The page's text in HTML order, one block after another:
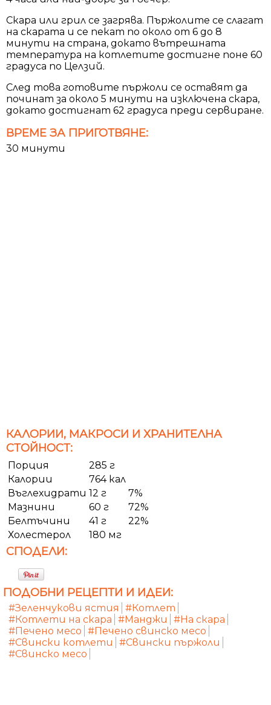
Скара или грил се загрява. Пържолите се слагат
на скарата и се пекат по около от 6 до 8
минути на страна, докато вътрешната
температура на котлетите достигне поне 60
градуса по Целзий.
След това готовите пържоли се оставят да
починат за около 5 минути на изключена скара,
докато достигнат 62 градуса преди сервиране.
ВРЕМЕ ЗА ПРИГОТВЯНЕ:
30 минути
КАЛОРИИ, МАКРОСИ И ХРАНИТЕЛНА
СТОЙНОСТ:
Порция
285 г
Калории
764 кал
Въглехидрати 12 г
7%
Мазнини
60 г
72%
Белтъчини
41 г
22%
Холестерол
180 мг
СПОДЕЛИ:
ПОДОБНИ РЕЦЕПТИ И ИДЕИ:
#Зеленчукови ястия
#Котлет
#Котлети на скара #Манджи
#На скара
#Печено месо #Печено свинско месо
#Свински котлети
#Свински пържоли
#Свинско месо